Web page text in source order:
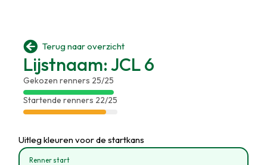
 Terug naar overzicht
Lijstnaam: JCL 6
Gekozen renners 25/25
Startende renners 22/25
Uitleg kleuren voor de startkans
Renner start